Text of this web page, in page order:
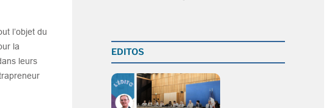
l’objet du
la
leurs
EDITOS